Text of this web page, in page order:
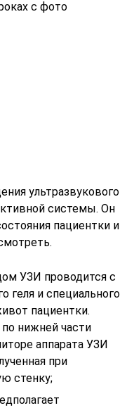
с фото
ультразвукового
системы. Он
пациентки и
УЗИ проводится с
геля и специального
пациентки.
нижней части
аппарата УЗИ
при
стенку;